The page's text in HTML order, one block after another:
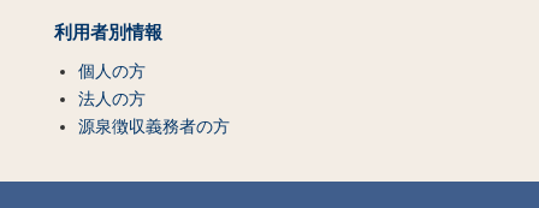
利用者別情報
個人の方
法人の方
源泉徴収義務者の方